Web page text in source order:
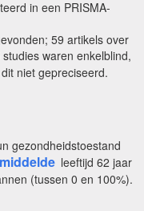
in een PRISMA-
59 artikels over
waren enkelblind,
niet gepreciseerd.
gezondheidstoestand
leeftijd 62 jaar
(tussen 0 en 100%).